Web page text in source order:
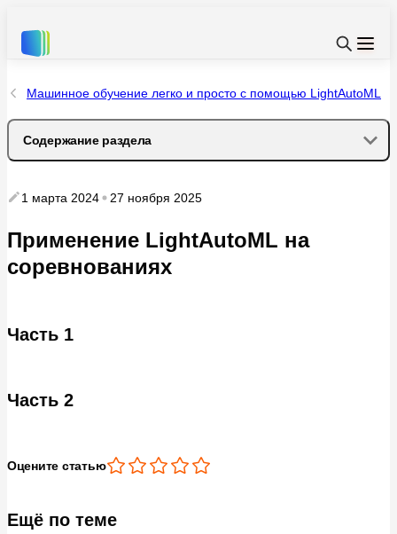
Машинное обучение легко и просто с помощью LightAutoML
Содержание раздела
Часть 1
Часть 2
1 марта 2024 27 ноября 2025
Применение LightAutoML на
соревнованиях
Часть 1
Часть 2
Оцените статью
Ещё по теме